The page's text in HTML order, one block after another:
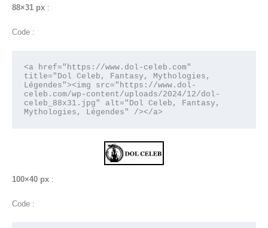
88×31 px :
Code :
<a href="https://www.dol-celeb.com"
title="Dol Celeb, Fantasy, Mythologies,
Légendes"><img src="https://www.dol-
celeb.com/wp-content/uploads/2024/12/dol-
celeb_88x31.jpg" alt="Dol Celeb, Fantasy,
Mythologies, Légendes" /></a>
100×40 px :
Code :